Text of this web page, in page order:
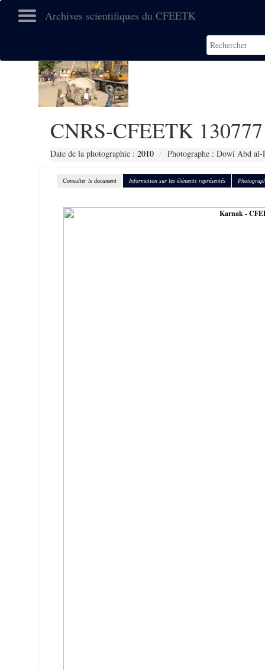
Archives scientifiques du CFEETK
CNRS-CFEETK 130777
Date de la photographie : 2010 Photographe : Dowi Abd
Consulter le document Information sur les éléments représentés